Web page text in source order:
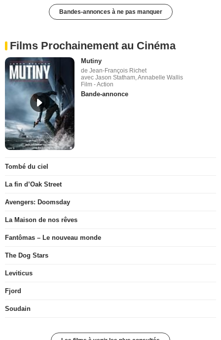
Bandes-annonces à ne pas manquer
Films Prochainement au Cinéma
Mutiny
de Jean-François Richet
avec Jason Statham, Annabelle Wallis
Film - Action
Bande-annonce
Tombé du ciel
La fin d’Oak Street
Avengers: Doomsday
La Maison de nos rêves
Fantômas – Le nouveau monde
The Dog Stars
Leviticus
Fjord
Soudain